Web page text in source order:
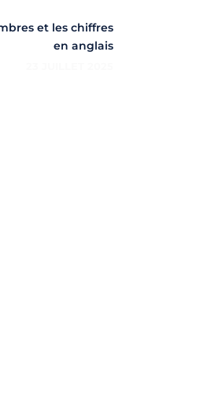
et les chiffres
en anglais